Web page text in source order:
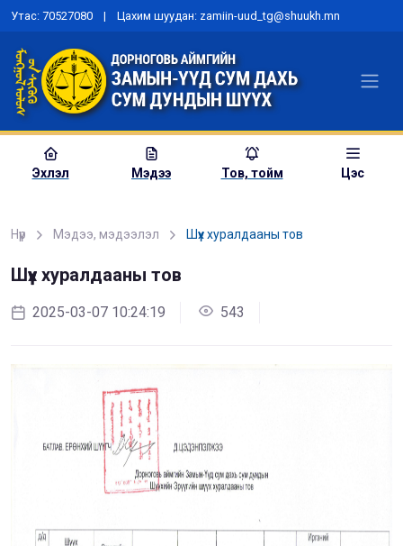
Утас: 70527080 | Цахим шуудан: zamiin-uud_tg@shuukh.mn
Эхлэл Мэдээ Тов, тойм Цэс
Нүүр Мэдээ, мэдээлэл Шүүх хуралдааны тов
Шүүх хуралдааны тов
2025-03-07 10:24:19 543
“Шүүх эрх мэдлийн хөгжлийн
хэлэлцүүлэг зохион байгууллаа